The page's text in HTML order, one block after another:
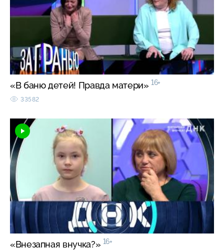
«В баню детей! Правда матери» 16+
33582
«Внезапная внучка?» 16+